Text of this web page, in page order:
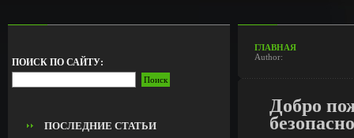
ПОИСК ПО САЙТУ:
ПОСЛЕДНИЕ СТАТЬИ
ГЛАВНАЯ
Author:
Добро